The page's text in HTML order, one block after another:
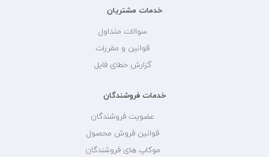
خدمات مشتریان
سوالات متداول
قوانین و مقررات
گزارش خطای فایل
خدمات فروشندگان
عضویت فروشندگان
قوانین فروش محصول
موکاپ های فروشندگان